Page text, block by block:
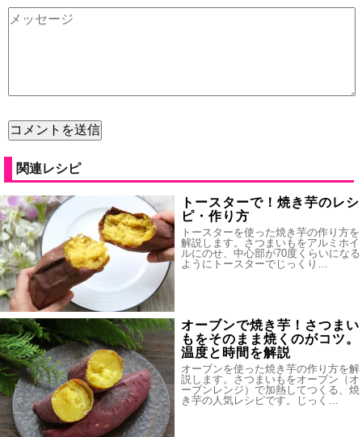
関連レシピ
トースターで！焼き芋のレシ
ピ・作り方
トースターを使った焼き芋の作り方を
解説します。さつまいもをアルミホイ
ルにのせ、中心部が70度くらいになる
ようにトースターでじっくり…
オーブンで焼き芋！さつまい
もをそのまま焼くのがコツ。
温度と時間を解説
オーブンを使った焼き芋の作り方を解
説します。さつまいもをオーブン（オ
ーブンレンジ）で加熱してつくる、焼
き芋の人気レシピです。じっく…